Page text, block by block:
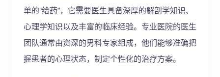
单的“给药”，它需要医生具备深厚的解剖学知识、
心理学知识以及丰富的临床经验。专业医院的医生
团队通常由资深的男科专家组成，他们能够准确把
握患者的心理状态，制定个性化的治疗方案。